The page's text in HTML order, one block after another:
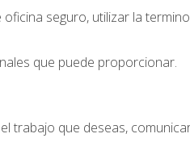
seguro, utilizar la
que puede proporcionar.
trabajo que deseas,